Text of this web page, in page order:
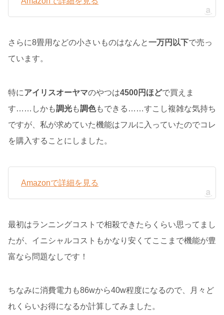
さらに8畳用などの小さいものはなんと一万円以下で売っ
ています。
特にアイリスオーヤマのやつは4500円ほどで買えま
す……しかも調光も調色もできる……すこし複雑な気持ち
ですが、私が求めていた機能はフルに入っていたのでコレ
を購入することにしました。
Amazonで詳細を見る
最初はランニングコストで相殺できたらくらい思ってまし
たが、イニシャルコストもかなり安くてここまで機能が豊
富なら問題なしです！
ちなみに消費電力も86wから40w程度になるので、月々ど
れくらいお得になるか計算してみました。